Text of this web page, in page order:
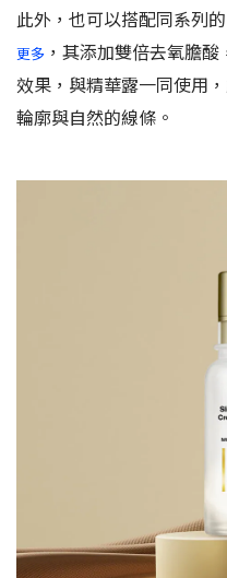
此外，也可以搭配同系列的
更多 ，其添加雙倍去氧膽
效果，與精華露一同使用
輪廓與自然的線條。